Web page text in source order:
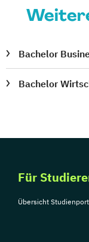
Bachelor
Bachelor
Für
Übersicht